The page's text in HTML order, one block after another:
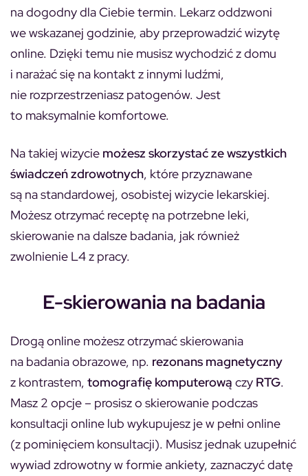
na dogodny dla Ciebie termin. Lekarz oddzwoni
we wskazanej godzinie, aby przeprowadzić wizytę
online. Dzięki temu nie musisz wychodzić z domu
i narażać się na kontakt z innymi ludźmi,
nie rozprzestrzeniasz patogenów. Jest
to maksymalnie komfortowe.
Na takiej wizycie możesz skorzystać ze wszystkich
świadczeń zdrowotnych, które przyznawane
są na standardowej, osobistej wizycie lekarskiej.
Możesz otrzymać receptę na potrzebne leki,
skierowanie na dalsze badania, jak również
zwolnienie L4 z pracy.
E-skierowania na badania
Drogą online możesz otrzymać skierowania
na badania obrazowe, np. rezonans magnetyczny
z kontrastem, tomografię komputerową czy RTG.
Masz 2 opcje – prosisz o skierowanie podczas
konsultacji online lub wykupujesz je w pełni online
(z pominięciem konsultacji). Musisz jednak uzupełnić
wywiad zdrowotny w formie ankiety, zaznaczyć datę